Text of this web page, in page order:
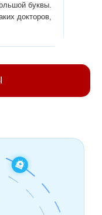
буквы.
докторов,